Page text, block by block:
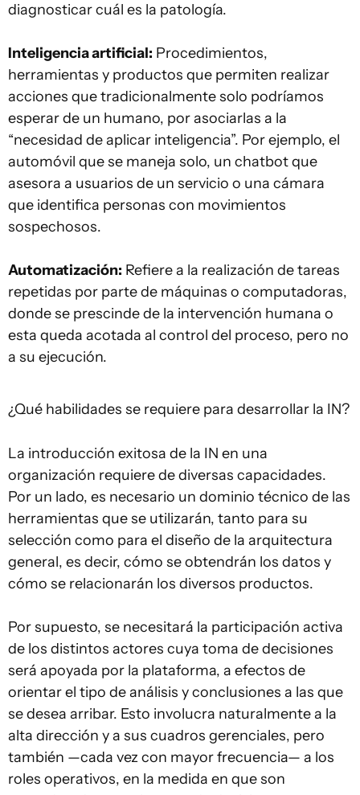
diagnosticar cuál es la patología.
Inteligencia artificial: Procedimientos,
herramientas y productos que permiten realizar
acciones que tradicionalmente solo podríamos
esperar de un humano, por asociarlas a la
“necesidad de aplicar inteligencia”. Por ejemplo, el
automóvil que se maneja solo, un chatbot que
asesora a usuarios de un servicio o una cámara
que identifica personas con movimientos
sospechosos.
Automatización: Refiere a la realización de tareas
repetidas por parte de máquinas o computadoras,
donde se prescinde de la intervención humana o
esta queda acotada al control del proceso, pero no
a su ejecución.
¿Qué habilidades se requiere para desarrollar la IN?
La introducción exitosa de la IN en una
organización requiere de diversas capacidades.
Por un lado, es necesario un dominio técnico de las
herramientas que se utilizarán, tanto para su
selección como para el diseño de la arquitectura
general, es decir, cómo se obtendrán los datos y
cómo se relacionarán los diversos productos.
Por supuesto, se necesitará la participación activa
de los distintos actores cuya toma de decisiones
será apoyada por la plataforma, a efectos de
orientar el tipo de análisis y conclusiones a las que
se desea arribar. Esto involucra naturalmente a la
alta dirección y a sus cuadros gerenciales, pero
también —cada vez con mayor frecuencia— a los
roles operativos, en la medida en que son